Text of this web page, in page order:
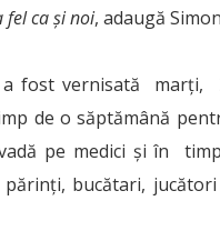
fel ca și noi, adaugă
a fost vernisată
de o săptămână
pe medici și în
părinți, bucătari,